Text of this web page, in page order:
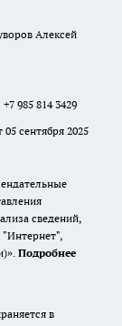
Алексей
985 814 3429
сентября 2025
сведений,
"Интернет",
Подробнее
в